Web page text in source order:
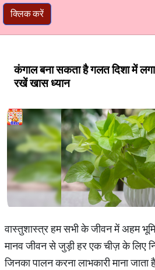
क्लिक करें
कंगाल बना सकता है गलत दिशा में
रखें खास ध्यान
वास्तुशास्त्र हम सभी के जीवन में अहम
मानव जीवन से जुड़ी हर एक चीज़ के लिए
जिनका पालन करना लाभकारी माना